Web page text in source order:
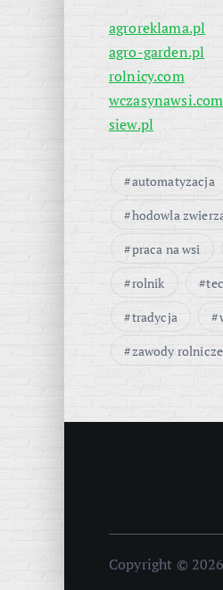
agroreklama.pl
agro-garden.pl
rolnicy.com
wczasynawsi.com
siew.pl
automatyzacja
hodowla
praca na wsi
rolnik
tradycja
zawody rolnicze
Copyright ©